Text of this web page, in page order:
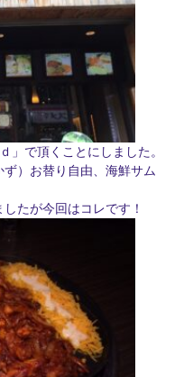
ｄ」で頂くことにしました。
）お替り自由、海鮮サム
たが今回はコレです！